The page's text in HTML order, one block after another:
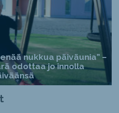
nukkua päiväunia” –
odottaa jo innolla